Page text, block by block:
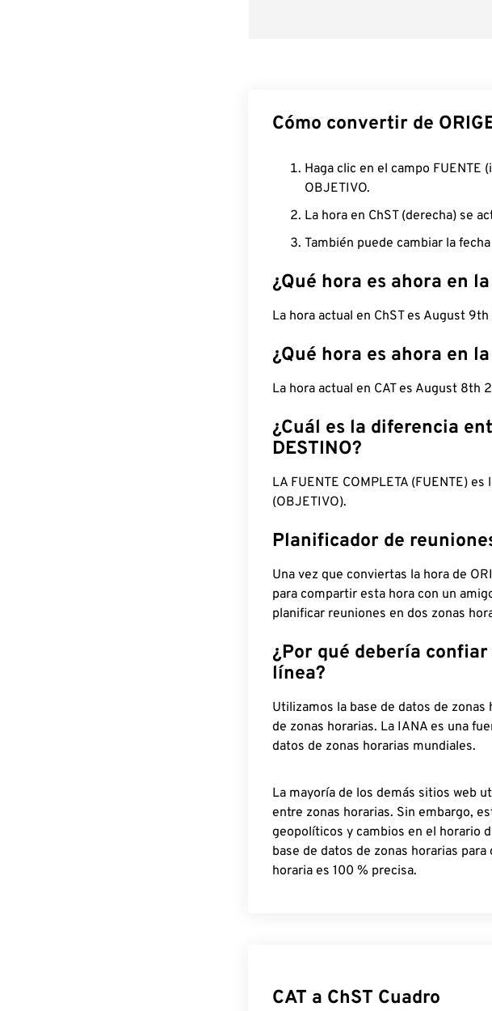
Cómo convertir de
Haga clic en el campo
OBJETIVO.
La hora en ChST (derecha) se
También puede cambiar la
¿Qué hora es ahora en
La hora actual en ChST es August
¿Qué hora es ahora en
La hora actual en CAT es August 8th
¿Cuál es la diferencia
DESTINO?
LA FUENTE COMPLETA (FUENTE)
(OBJETIVO).
Planificador de
Una vez que conviertas la hora de
para compartir esta hora con un
planificar reuniones en dos zonas
¿Por qué debería
línea?
Utilizamos la base de datos de zonas
de zonas horarias. La IANA es una
datos de zonas horarias mundiales.
La mayoría de los demás sitios web
entre zonas horarias. Sin embargo,
geopolíticos y cambios en el horario
base de datos de zonas horarias
horaria es 100 % precisa.
CAT a ChST Cuadro